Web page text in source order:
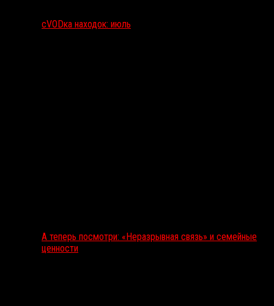
сVODка находок: июль
А теперь посмотри: «Неразрывная связь» и семейные
ценности